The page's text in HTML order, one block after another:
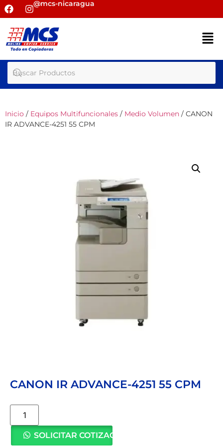
@mcs-nicaragua
Inicio / Equipos Multifuncionales / Medio Volumen / CANON
IR ADVANCE-4251 55 CPM
CANON IR ADVANCE-4251 55 CPM
SOLICITAR COTIZACIÓN